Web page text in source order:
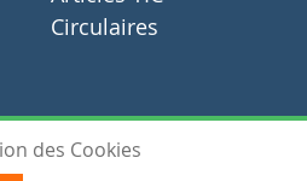
Circulaires
des Cookies